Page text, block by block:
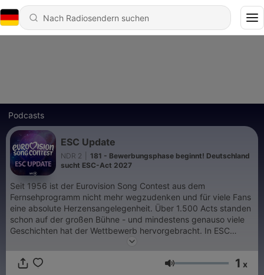
Podcasts
ESC Update
NDR 2
181 - Bewerbungsphase beginnt! Deutschland
sucht ESC-Act 2027
Seit 1956 ist der Eurovision Song Contest aus dem
Fernsehprogramm nicht mehr wegzudenken und für viele Fans
eine absolute Herzensangelegenheit. Über 1.500 Acts standen
schon auf der großen Bühne - und mindestens genauso viele
Geschichten hat der Wettbewerb hervorgebracht. In ESC
Update sind die Journalisten Thomas Mohr und Marcel Stober
Entscheidern und Experten das Gestern, Heute und Morgen
Lautstärke 1 x